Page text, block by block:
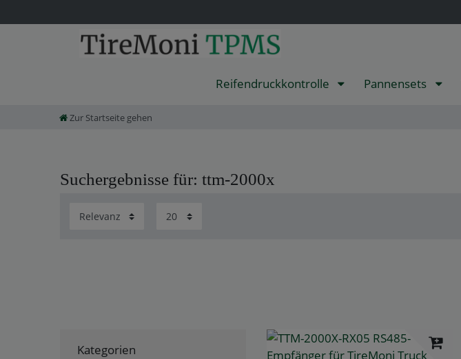
Reifendruckkontrolle Pannensets
Zur Startseite gehen
Suchergebnisse für: ttm-2000x
Kategorien